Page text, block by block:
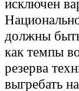
исключен
должны
как темпы
резерва
выгребать